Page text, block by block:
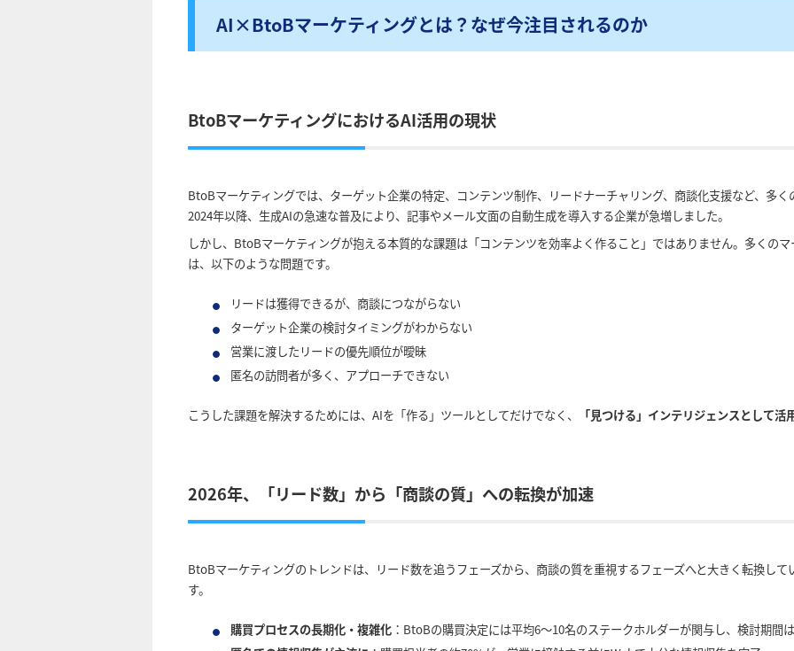
AI×BtoBマーケティングとは？なぜ今注目されるのか
BtoBマーケティングにおけるAI活用の現状
BtoBマーケティングでは、ターゲット企業の特定、コンテンツ制作、リードナーチャリング、商談化支援など、多
2024年以降、生成AIの急速な普及により、記事やメール文面の自動生成を導入する企業が急増しました。
しかし、BtoBマーケティングが抱える本質的な課題は「コンテンツを効率よく作ること」ではありません。多くの
は、以下のような問題です。
リードは獲得できるが、商談につながらない
ターゲット企業の検討タイミングがわからない
営業に渡したリードの優先順位が曖昧
匿名の訪問者が多く、アプローチできない
こうした課題を解決するためには、AIを「作る」ツールとしてだけでなく、 「見つける」インテリジェンスとして活
2026年、「リード数」から「商談の質」への転換が加速
BtoBマーケティングのトレンドは、リード数を追うフェーズから、商談の質を重視するフェーズへと大きく転換し
す。
購買プロセスの長期化・複雑化 ：BtoBの購買決定には平均6〜10名のステークホルダーが関与し、検討期間